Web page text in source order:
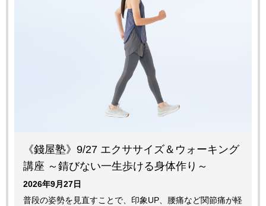
《錢屋塾》9/27 エクササイズ＆ウォーキング
講座 ～錆びない一生歩ける身体作り～
2026年9月27日
普段の姿勢を見直すことで、印象UP、腰痛など関節痛が軽